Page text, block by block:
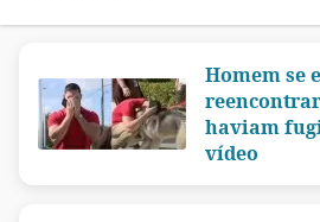
Homem se
haviam
vídeo